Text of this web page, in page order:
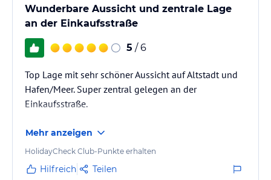
Wunderbare Aussicht und zentrale Lage
an der Einkaufsstraße
5 / 6
Top Lage mit sehr schöner Aussicht auf Altstadt und
Hafen/Meer. Super zentral gelegen an der
Einkaufsstraße.
Mehr anzeigen
HolidayCheck Club-Punkte erhalten
Hilfreich Teilen